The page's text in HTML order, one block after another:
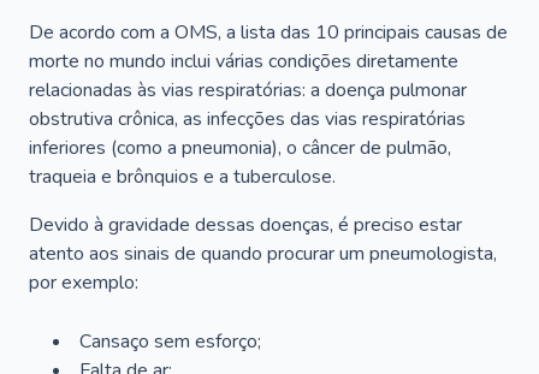
De acordo com a OMS, a lista das 10 principais causas de
morte no mundo inclui várias condições diretamente
relacionadas às vias respiratórias: a doença pulmonar
obstrutiva crônica, as infecções das vias respiratórias
inferiores (como a pneumonia), o câncer de pulmão,
traqueia e brônquios e a tuberculose.
Devido à gravidade dessas doenças, é preciso estar
atento aos sinais de quando procurar um pneumologista,
por exemplo:
Cansaço sem esforço;